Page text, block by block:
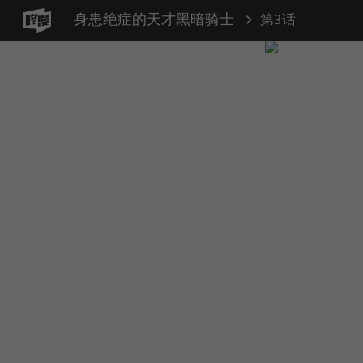
身患绝症的天才黑暗骑士 第3话